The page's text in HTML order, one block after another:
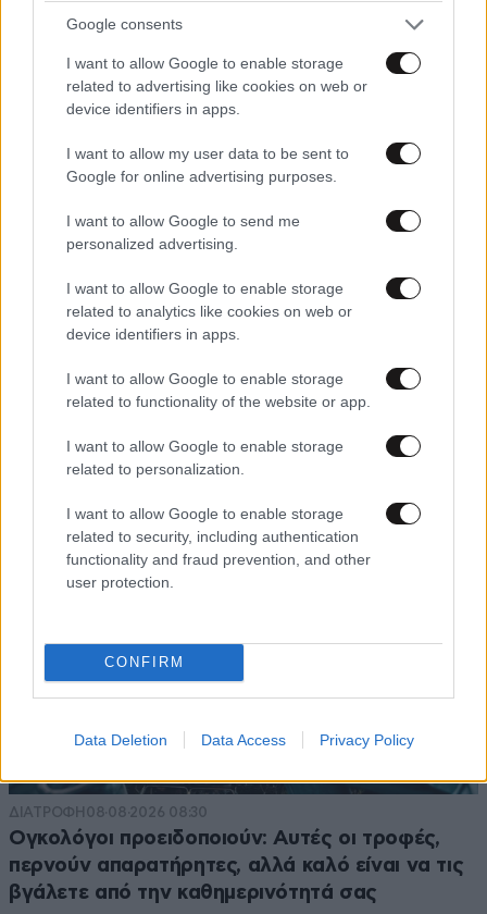
Google consents
I want to allow Google to enable storage
related to advertising like cookies on web or
device identifiers in apps.
I want to allow my user data to be sent to
Google for online advertising purposes.
I want to allow Google to send me
personalized advertising.
I want to allow Google to enable storage
related to analytics like cookies on web or
device identifiers in apps.
I want to allow Google to enable storage
related to functionality of the website or app.
I want to allow Google to enable storage
related to personalization.
I want to allow Google to enable storage
related to security, including authentication
functionality and fraud prevention, and other
user protection.
CONFIRM
Data Deletion Data Access Privacy Policy
Νία Βαρντάλος – Σπύρος Κατσαγάνης: Μια
σχέση που θυμίζει σενάριο ταινίας και μετρά
ΔΙΑΤΡΟΦΗ 08·08·2026 08:30
Ογκολόγοι προειδοποιούν: Αυτές οι τροφές,
περνούν απαρατήρητες, αλλά καλό είναι να τις
βγάλετε από την καθημερινότητά σας